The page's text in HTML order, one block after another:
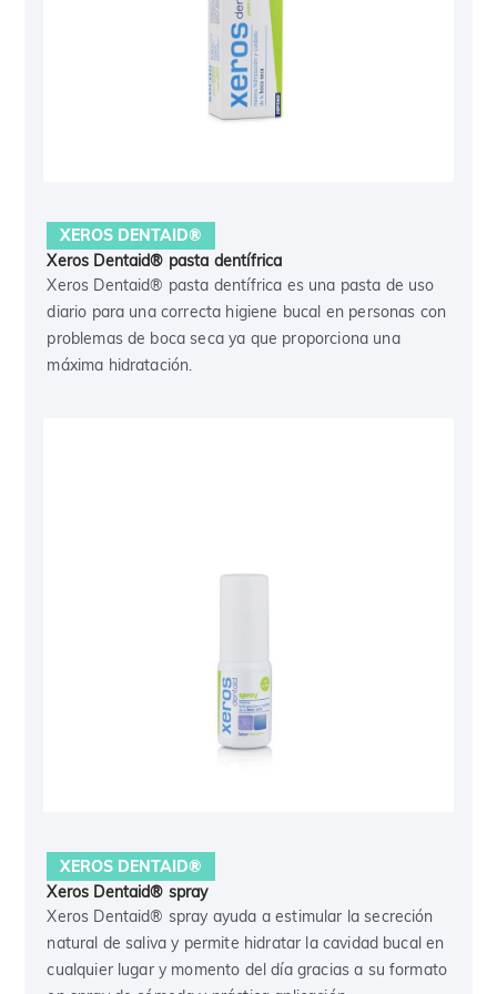
XEROS DENTAID®
Xeros Dentaid® pasta dentífrica
Xeros Dentaid® pasta dentífrica es una pasta de uso
diario para una correcta higiene bucal en personas con
problemas de boca seca ya que proporciona una
máxima hidratación.
XEROS DENTAID®
Xeros Dentaid® spray
Xeros Dentaid® spray ayuda a estimular la secreción
natural de saliva y permite hidratar la cavidad bucal en
cualquier lugar y momento del día gracias a su formato